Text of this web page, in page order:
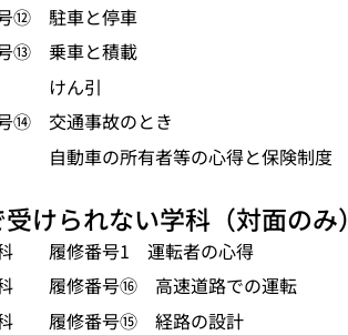
⑫
駐車と停車
⑬
乗車と積載
けん引
⑭
交通事故のとき
自動車の所有者等の心得と保険制度
けられない学科（対面のみ）
履修番号1 運転者の心得
履修番号⑯ 高速道路での運転
履修番号⑮ 経路の設計